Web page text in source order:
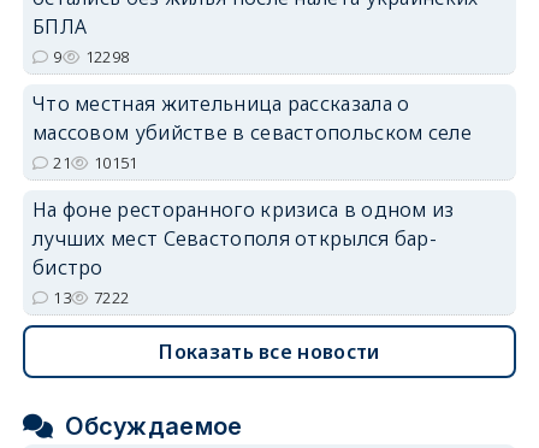
БПЛА
9 12298
Что местная жительница рассказала о
массовом убийстве в севастопольском селе
21 10151
На фоне ресторанного кризиса в одном из
лучших мест Севастополя открылся бар-
бистро
13 7222
Показать все новости
Обсуждаемое